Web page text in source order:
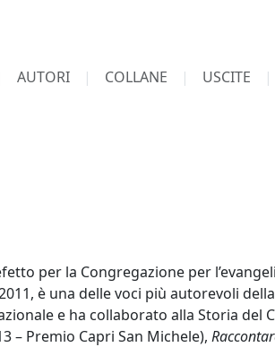
AUTORI COLLANE USCITE
per la Congregazione per
è una delle voci più autorevoli
e ha collaborato alla Storia del
– Premio Capri San Michele),